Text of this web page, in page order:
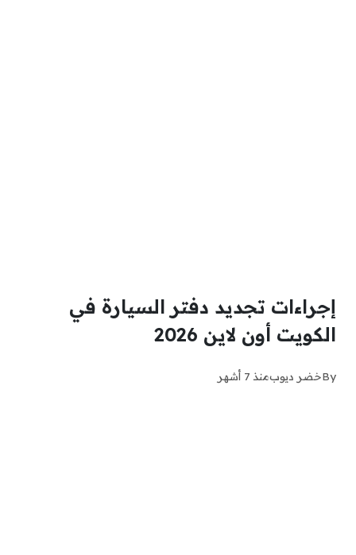
إجراءات تجديد دفتر السيارة في
الكويت أون لاين 2026
Byخضر ديوبمنذ 7 أشهر